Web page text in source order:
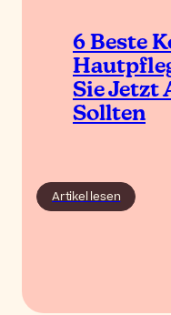
6 Beste
Sie Jetzt
Sollten
Artikel lesen